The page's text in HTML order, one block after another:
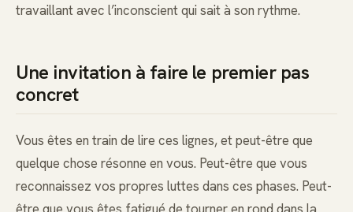
travaillant avec l’inconscient qui sait à son rythme.
Une invitation à faire le premier pas
concret
Vous êtes en train de lire ces lignes, et peut-être que
quelque chose résonne en vous. Peut-être que vous
reconnaissez vos propres luttes dans ces phases. Peut-